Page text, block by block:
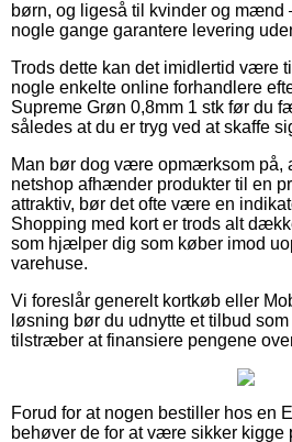
børn, og ligeså til kvinder og mænd
nogle gange garantere levering
Trods dette kan det imidlertid være
nogle enkelte online forhandlere
Supreme Grøn 0,8mm 1 stk før du
således at du er tryg ved at skaffe
Man bør dog være opmærksom på,
netshop afhænder produkter til en
attraktiv, bør det ofte være en
Shopping med kort er trods alt
som hjælper dig som køber imod
varehuse.
Vi foreslår generelt kortkøb eller
løsning bør du udnytte et tilbud
tilstræber at finansiere pengene
Forud for at nogen bestiller hos en
behøver de for at være sikker kigge